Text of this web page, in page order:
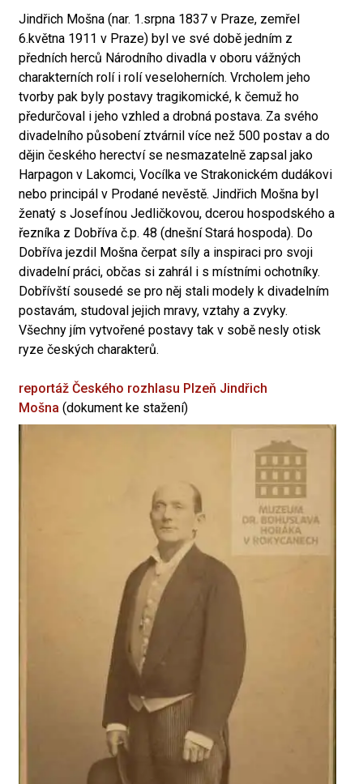
Jindřich Mošna (nar. 1.srpna 1837 v Praze, zemřel
6.května 1911 v Praze) byl ve své době jedním z
předních herců Národního divadla v oboru vážných
charakterních rolí i rolí veseloherních. Vrcholem jeho
tvorby pak byly postavy tragikomické, k čemuž ho
předurčoval i jeho vzhled a drobná postava. Za svého
divadelního působení ztvárnil více než 500 postav a do
dějin českého herectví se nesmazatelně zapsal jako
Harpagon v Lakomci, Vocílka ve Strakonickém dudákovi
nebo principál v Prodané nevěstě. Jindřich Mošna byl
ženatý s Josefínou Jedličkovou, dcerou hospodského a
řezníka z Dobříva č.p. 48 (dnešní Stará hospoda). Do
Dobříva jezdil Mošna čerpat síly a inspiraci pro svoji
divadelní práci, občas si zahrál i s místními ochotníky.
Dobřívští sousedé se pro něj stali modely k divadelním
postavám, studoval jejich mravy, vztahy a zvyky.
Všechny jím vytvořené postavy tak v sobě nesly otisk
ryze českých charakterů.
reportáž Českého rozhlasu Plzeň Jindřich
Mošna (dokument ke stažení)